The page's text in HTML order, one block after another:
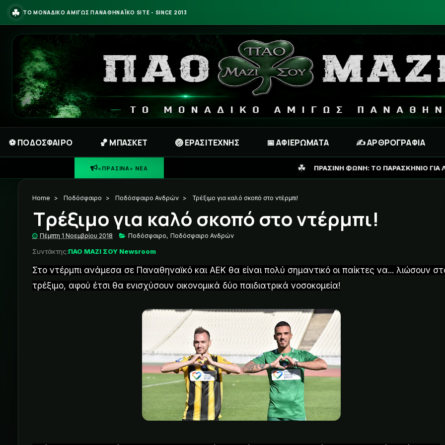
☘ ΤΟ ΜΟΝΑΔΙΚΟ ΑΜΙΓΩΣ ΠΑΝΑΘΗΝΑΪΚΟ SITE - SINCE 2013
⚽ ΠΟΔΟΣΦΑΙΡΟ 🏀 ΜΠΑΣΚΕΤ 🏐 ΕΡΑΣΙΤΕΧΝΗΣ 📅 ΑΦΙΕΡΩΜΑΤΑ ✍️ ΑΡΘΡΟΓΡΑΦΙΑ
«ΠΡΑΣΙΝΑ» ΝΕΑ ΠΡΑΣΙΝΗ ΦΩΝΗ: ΤΟ ΠΑΡΑΣΚΗΝΙΟ ΓΙΑ ΛΙΒΑΪ ΓΚΑΡΣΙΑ ΚΑΙ ΤΟ
Home > Ποδόσφαιρο > Ποδόσφαιρο Ανδρών > Τρέξιμο για καλό σκοπό στο ντέρμπι!
Τρέξιμο για καλό σκοπό στο ντέρμπι!
Πέμπτη 1 Νοεμβρίου 2018 Ποδόσφαιρο, Ποδόσφαιρο Ανδρών
Συντάκτης:ΠΑΟ ΜΑΖΙ ΣΟΥ Newsroom
Στο ντέρμπι ανάμεσα σε Παναθηναϊκό και ΑΕΚ θα είναι πολύ σημαντικό οι παίκτες να... λιώσουν
τρέξιμο, αφού έτσι θα ενισχύσουν οικονομικά δύο παιδιατρικά νοσοκομεία!